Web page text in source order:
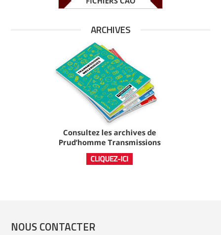
ARCHIVES
NOUS CONTACTER